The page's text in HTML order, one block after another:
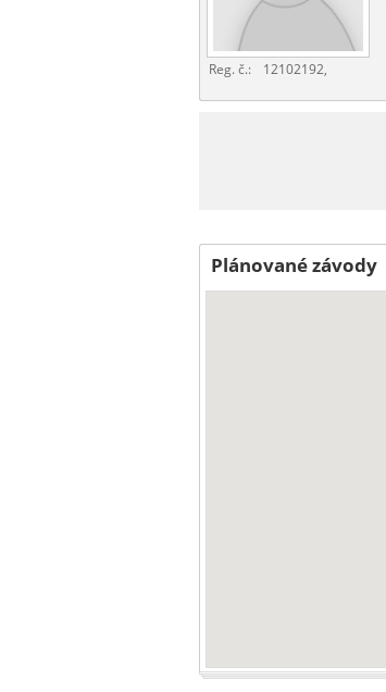
Reg. č.: 12102192,
Plánované závody